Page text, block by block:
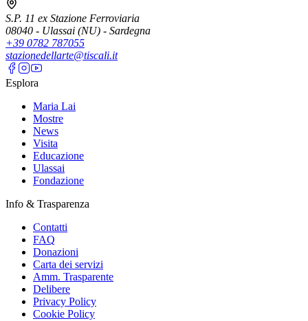
S.P. 11 ex Stazione Ferroviaria
08040 - Ulassai (NU) - Sardegna
+39 0782 787055
stazionedellarte@tiscali.it
Esplora
Maria Lai
Mostre
News
Visita
Educazione
Ulassai
Fondazione
Info & Trasparenza
Contatti
FAQ
Donazioni
Carta dei servizi
Amm. Trasparente
Delibere
Privacy Policy
Cookie Policy